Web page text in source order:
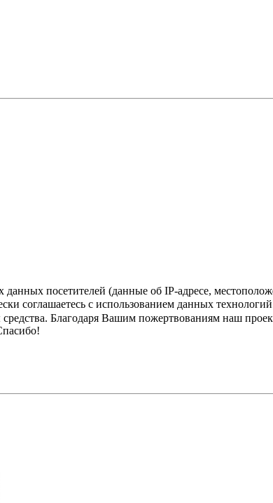
посетителей (данные об IP-адресе,
соглашаетесь с использованием данных
Благодаря Вашим пожертвованиям наш